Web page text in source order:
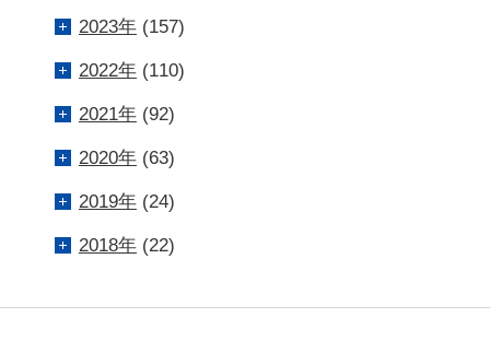
2023年(157)
2022年(110)
2021年(92)
2020年(63)
2019年(24)
2018年(22)